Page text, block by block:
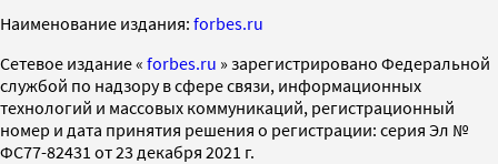
Наименование издания: forbes.ru
Cетевое издание « forbes.ru » зарегистрировано Федеральной
службой по надзору в сфере связи, информационных
технологий и массовых коммуникаций, регистрационный
номер и дата принятия решения о регистрации: серия Эл №
ФС77-82431 от 23 декабря 2021 г.